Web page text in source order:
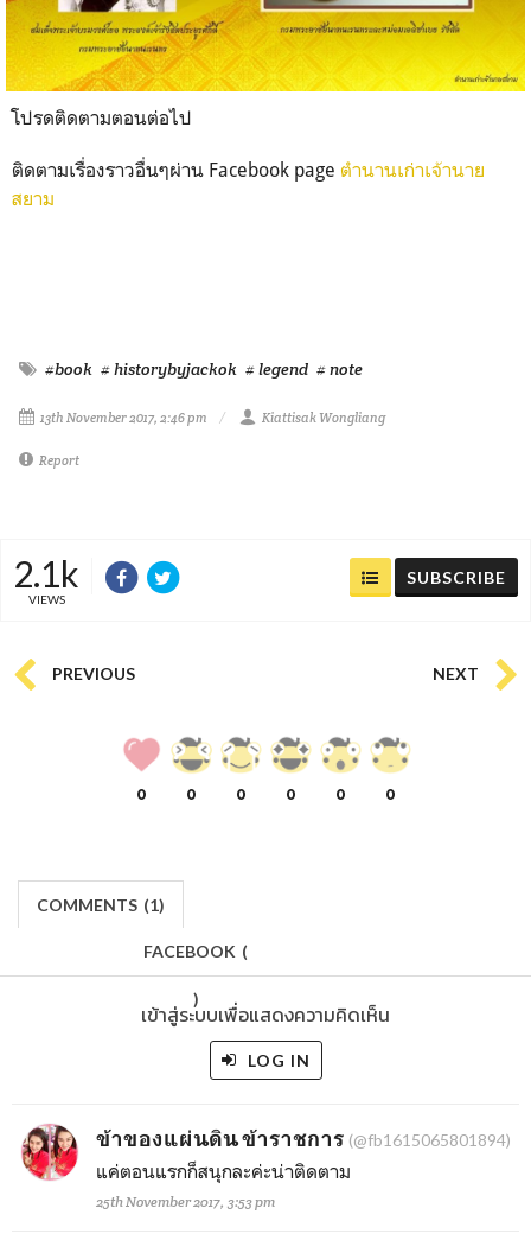
โปรดติดตามตอนต่อไป
ติดตามเรื่องราวอื่นๆผ่าน Facebook page ตำนานเก่าเจ้านาย
สยาม
#book # historybyjackok # legend # note
13th November 2017, 2:46 pm Kiattisak Wongliang
Report
2.1k
VIEWS
SUBSCRIBE
PREVIOUS NEXT
0 0 0 0 0 0
COMMENTS (1)
FACEBOOK (
)
เข้าสู่ระบบเพื่อแสดงความคิดเห็น
LOG IN
ข้าของแผ่นดิน ข้าราชการ (@fb1615065801894)
แค่ตอนแรกก็สนุกละค่ะน่าติดตาม
25th November 2017, 3:53 pm